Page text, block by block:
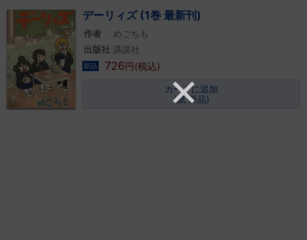
デーリィズ (1巻 最新刊)
作者
めごちも
出版社 講談社
新品 726円(税込)
カートに追加
(紙 新品)